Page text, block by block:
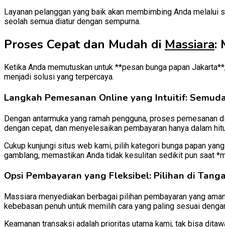
Layanan pelanggan yang baik akan membimbing Anda
seolah semua diatur dengan sempurna.
Proses Cepat dan Mudah di Massiara:
Ketika Anda memutuskan untuk **pesan bunga papan
menjadi solusi yang terpercaya.
Langkah Pemesanan Online yang Intuitif:
Dengan antarmuka yang ramah pengguna, proses
dengan cepat, dan menyelesaikan pembayaran hanya dalam
Cukup kunjungi situs web kami, pilih kategori bunga papan
gamblang, memastikan Anda tidak kesulitan sedikit pun saat
Opsi Pembayaran yang Fleksibel: Pilihan di
Massiara menyediakan berbagai pilihan pembayaran yang
kebebasan penuh untuk memilih cara yang paling sesuai
Keamanan transaksi adalah prioritas utama kami, tak bisa